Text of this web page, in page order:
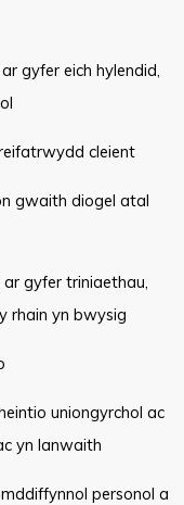
gyfer eich hylendid,
cleient
gwaith diogel atal
gyfer triniaethau,
rhain yn bwysig
uniongyrchol ac
yn lanwaith
personol a